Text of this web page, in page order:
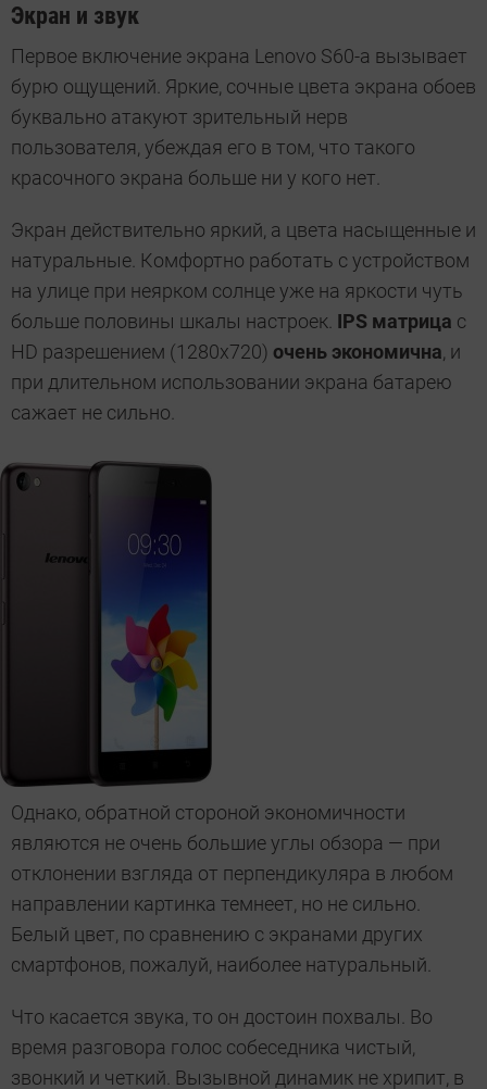
Экран и звук
Первое включение экрана Lenovo S60-a вызывает
бурю ощущений. Яркие, сочные цвета экрана обоев
буквально атакуют зрительный нерв
пользователя, убеждая его в том, что такого
красочного экрана больше ни у кого нет.
Экран действительно яркий, а цвета насыщенные и
натуральные. Комфортно работать с устройством
на улице при неярком солнце уже на яркости чуть
больше половины шкалы настроек. IPS матрица с
HD разрешением (1280х720) очень экономична, и
при длительном использовании экрана батарею
сажает не сильно.
Однако, обратной стороной экономичности
являются не очень большие углы обзора — при
отклонении взгляда от перпендикуляра в любом
направлении картинка темнеет, но не сильно.
Белый цвет, по сравнению с экранами других
смартфонов, пожалуй, наиболее натуральный.
Что касается звука, то он достоин похвалы. Во
время разговора голос собеседника чистый,
звонкий и четкий. Вызывной динамик не хрипит, в